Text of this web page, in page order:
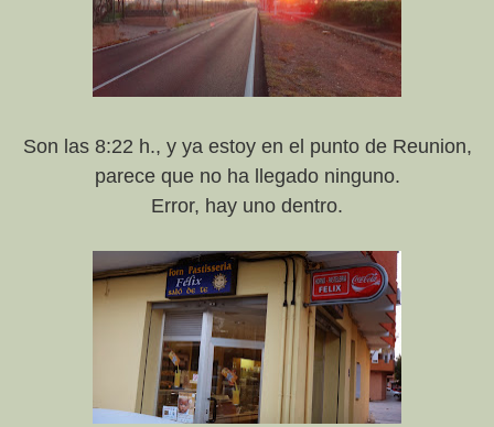
Son las 8:22 h., y ya estoy en el punto de Reunion,
parece que no ha llegado ninguno.
Error, hay uno dentro.